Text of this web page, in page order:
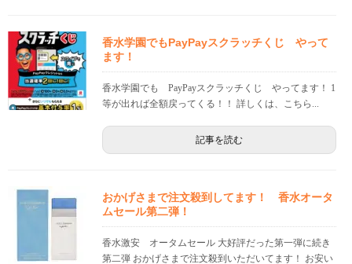
香水学園でもPayPayスクラッチくじ やって
ます！
香水学園でも PayPayスクラッチくじ やってます！ 1
等が出れば全額戻ってくる！！ 詳しくは、こちら...
記事を読む
おかげさまで注文殺到してます！ 香水オータ
ムセール第二弾！
香水激安 オータムセール 大好評だった第一弾に続き
第二弾 おかげさまで注文殺到いただいてます！ お安い